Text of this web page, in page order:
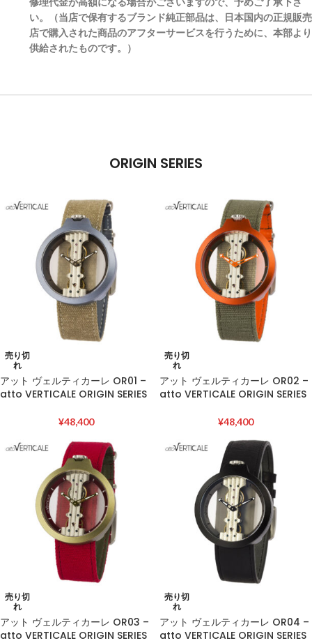
い。（当店で保有するブランド純正部品は、日本国内の正規販売
店で購入された商品のアフターサービスを行うために、本部より
供給されたものです。）
ORIGIN SERIES
売り切
れ
アット ヴェルティカーレ OR01 –
atto VERTICALE ORIGIN SERIES
¥48,400
売り切
れ
アット ヴェルティカーレ OR02 –
atto VERTICALE ORIGIN SERIES
¥48,400
売り切
れ
アット ヴェルティカーレ OR03 –
atto VERTICALE ORIGIN SERIES
売り切
れ
アット ヴェルティカーレ OR04 –
atto VERTICALE ORIGIN SERIES